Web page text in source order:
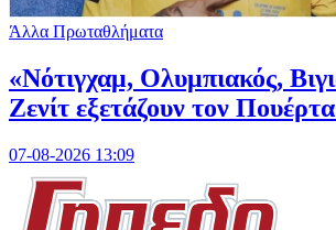
Άλλα Πρωταθλήματα
«Νότιγχαμ, Ολυμπιακός,
Ζενίτ εξετάζουν τον
07-08-2026 13:09